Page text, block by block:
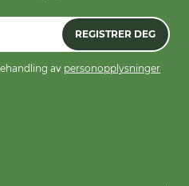
REGISTRER DEG
av personopplysninger